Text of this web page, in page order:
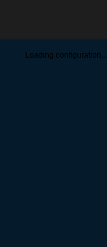
Loading configuration...